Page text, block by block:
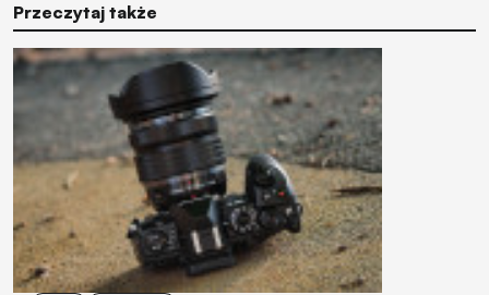
Przeczytaj także